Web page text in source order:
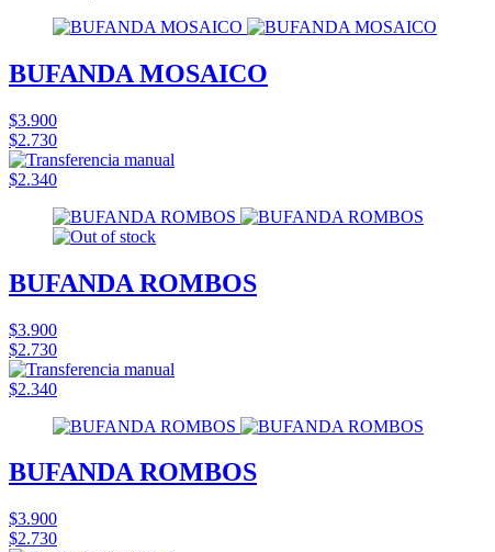
BUFANDA MOSAICO
$3.900
$2.730
$2.340
BUFANDA ROMBOS
$3.900
$2.730
$2.340
BUFANDA ROMBOS
$3.900
$2.730